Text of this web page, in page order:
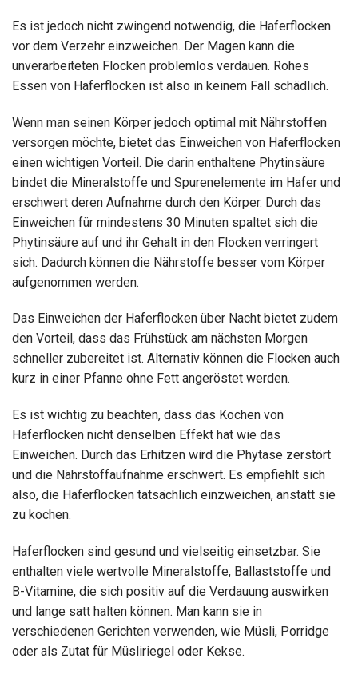
Es ist jedoch nicht zwingend notwendig, die Haferflocken
vor dem Verzehr einzweichen. Der Magen kann die
unverarbeiteten Flocken problemlos verdauen. Rohes
Essen von Haferflocken ist also in keinem Fall schädlich.
Wenn man seinen Körper jedoch optimal mit Nährstoffen
versorgen möchte, bietet das Einweichen von Haferflocken
einen wichtigen Vorteil. Die darin enthaltene Phytinsäure
bindet die Mineralstoffe und Spurenelemente im Hafer und
erschwert deren Aufnahme durch den Körper. Durch das
Einweichen für mindestens 30 Minuten spaltet sich die
Phytinsäure auf und ihr Gehalt in den Flocken verringert
sich. Dadurch können die Nährstoffe besser vom Körper
aufgenommen werden.
Das Einweichen der Haferflocken über Nacht bietet zudem
den Vorteil, dass das Frühstück am nächsten Morgen
schneller zubereitet ist. Alternativ können die Flocken auch
kurz in einer Pfanne ohne Fett angeröstet werden.
Es ist wichtig zu beachten, dass das Kochen von
Haferflocken nicht denselben Effekt hat wie das
Einweichen. Durch das Erhitzen wird die Phytase zerstört
und die Nährstoffaufnahme erschwert. Es empfiehlt sich
also, die Haferflocken tatsächlich einzweichen, anstatt sie
zu kochen.
Haferflocken sind gesund und vielseitig einsetzbar. Sie
enthalten viele wertvolle Mineralstoffe, Ballaststoffe und
B-Vitamine, die sich positiv auf die Verdauung auswirken
und lange satt halten können. Man kann sie in
verschiedenen Gerichten verwenden, wie Müsli, Porridge
oder als Zutat für Müsliriegel oder Kekse.